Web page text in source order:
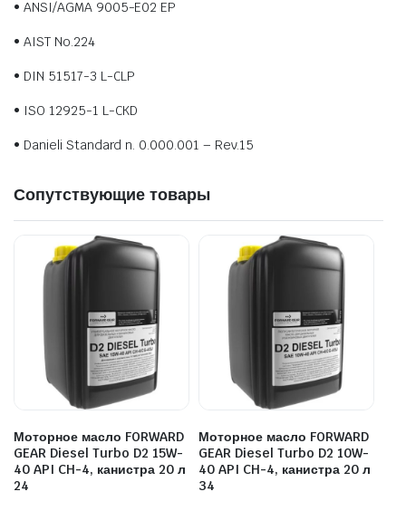
• ANSI/AGMA 9005-E02 EP
• AIST No.224
• DIN 51517-3 L-CLP
• ISO 12925-1 L-CKD
• Danieli Standard n. 0.000.001 – Rev.15
Сопутствующие товары
Моторное масло FORWARD
GEAR Diesel Turbo D2 15W-
40 API CH-4, канистра 20 л
24
Моторное масло FORWARD
GEAR Diesel Turbo D2 10W-
40 API CH-4, канистра 20 л
34